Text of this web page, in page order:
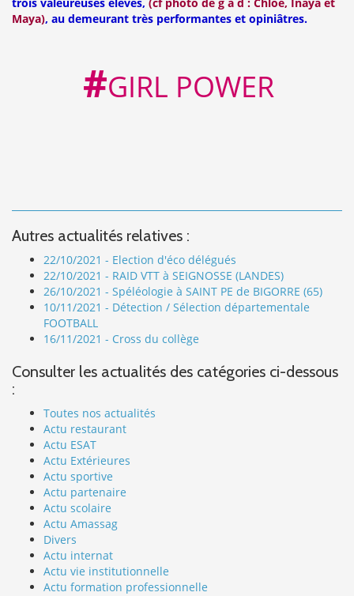
Maya), au demeurant très performantes et opiniâtres.
#GIRL POWER
Autres actualités relatives :
22/10/2021 - Election d'éco délégués
22/10/2021 - RAID VTT à SEIGNOSSE (LANDES)
26/10/2021 - Spéléologie à SAINT PE de BIGORRE (65)
10/11/2021 - Détection / Sélection départementale
FOOTBALL
16/11/2021 - Cross du collège
Consulter les actualités des catégories ci-dessous
:
Toutes nos actualités
Actu restaurant
Actu ESAT
Actu Extérieures
Actu sportive
Actu partenaire
Actu scolaire
Actu Amassag
Divers
Actu internat
Actu vie institutionnelle
Actu formation professionnelle